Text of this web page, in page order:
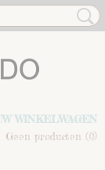
UW WINKELWAGEN
Geen producten (0)